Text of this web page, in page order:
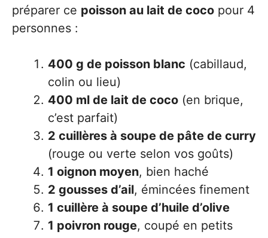
préparer ce poisson au lait de coco pour 4
personnes :
400 g de poisson blanc (cabillaud,
colin ou lieu)
400 ml de lait de coco (en brique,
c’est parfait)
2 cuillères à soupe de pâte de curry
(rouge ou verte selon vos goûts)
1 oignon moyen, bien haché
2 gousses d’ail, émincées finement
1 cuillère à soupe d’huile d’olive
1 poivron rouge, coupé en petits